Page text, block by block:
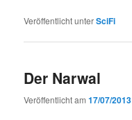
Veröffentlicht unterSciFi
Der Narwal
Veröffentlicht am17/07/2013